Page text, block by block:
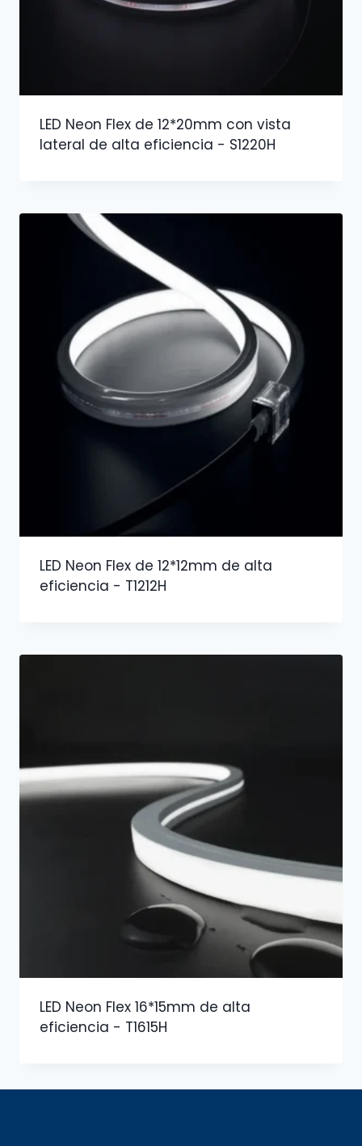
LED Neon Flex de 12*20mm con vista
lateral de alta eficiencia - S1220H
LED Neon Flex de 12*12mm de alta
eficiencia - T1212H
LED Neon Flex 16*15mm de alta
eficiencia - T1615H